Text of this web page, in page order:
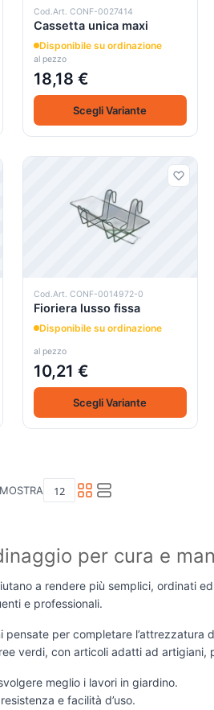
Cod.Art. CONF-0027414
Cassetta unica maxi
Disponibile su ordinazione
al pezzo
18,18 €
Scegli Variante
Cod.Art. CONF-0014972-0
Fioriera lusso fissa
Disponibile su ordinazione
al pezzo
10,21 €
Scegli Variante
MOSTRA
per cura e
a rendere più semplici, ordinati
e professionali.
pensate per completare
verdi, con articoli adatti ad
meglio i lavori in giardino.
e facilità d’uso.